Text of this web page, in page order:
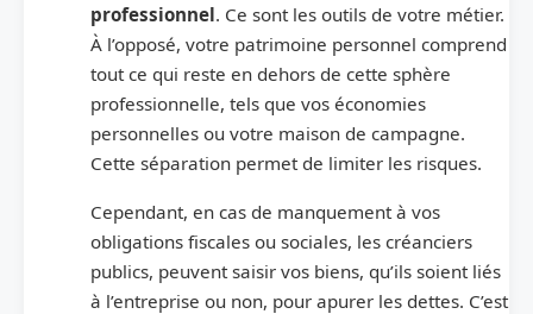
professionnel. Ce sont les outils de votre métier.
À l’opposé, votre patrimoine personnel comprend
tout ce qui reste en dehors de cette sphère
professionnelle, tels que vos économies
personnelles ou votre maison de campagne.
Cette séparation permet de limiter les risques.
Cependant, en cas de manquement à vos
obligations fiscales ou sociales, les créanciers
publics, peuvent saisir vos biens, qu’ils soient liés
à l’entreprise ou non, pour apurer les dettes. C’est